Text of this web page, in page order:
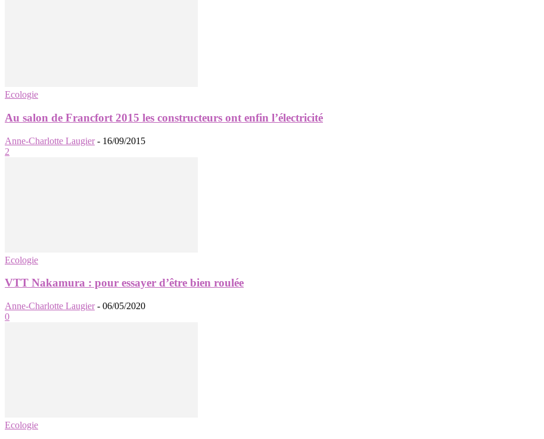
Ecologie
Au salon de Francfort 2015 les constructeurs ont enfin l’électricité
Anne-Charlotte Laugier - 16/09/2015
2
Ecologie
VTT Nakamura : pour essayer d’être bien roulée
Anne-Charlotte Laugier - 06/05/2020
0
Ecologie